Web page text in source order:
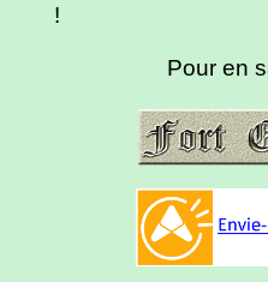
!
Pour en